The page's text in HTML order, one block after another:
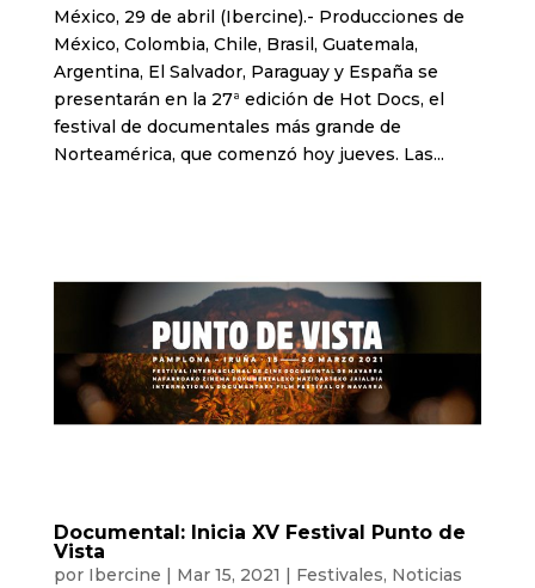
México, 29 de abril (Ibercine).- Producciones de
México, Colombia, Chile, Brasil, Guatemala,
Argentina, El Salvador, Paraguay y España se
presentarán en la 27ª edición de Hot Docs, el
festival de documentales más grande de
Norteamérica, que comenzó hoy jueves. Las...
Documental: Inicia XV Festival Punto de
Vista
por Ibercine | Mar 15, 2021 | Festivales, Noticias